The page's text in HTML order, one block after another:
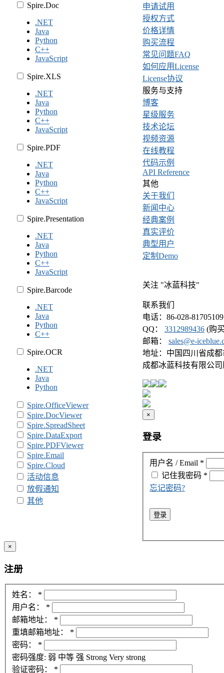
Spire.Doc
.NET
Java
Python
C++
JavaScript
Spire.XLS
.NET
Java
Python
C++
JavaScript
Spire.PDF
.NET
Java
Python
C++
JavaScript
Spire.Presentation
.NET
Java
Python
C++
JavaScript
Spire.Barcode
.NET
Java
Python
C++
Spire.OCR
.NET
Java
Python
Spire.OfficeViewer
Spire.DocViewer
Spire.SpreadSheet
Spire.DataExport
Spire.PDFViewer
Spire.Email
Spire.Cloud
活动信息
放假通知
其他
申请试用
授权方式
价格详情
购买流程
常见问题FAQ
如何应用License
License协议
服务与支持
博客
星级服务
技术论坛
视频资源
在线教程
代码示例
API Reference
其他
关于我们
新闻中心
经典案例
真实评价
典型用户
定制Demo
关注 "冰蓝科技"
联系我们
电话：86-028-81705109
QQ： 3312989436 (购
邮箱： sales@e-
地址：中国四川省成
成都冰蓝科技有限公
×
登录
用户名 / Email *
密码 *
记住我
忘记密码?
登录
×
注册
姓名：
*
用户名：
*
邮箱地址：
*
重填邮箱地址：
*
密码：
*
密码强度: 弱 中等 强 Strong Very strong
验证密码：
*